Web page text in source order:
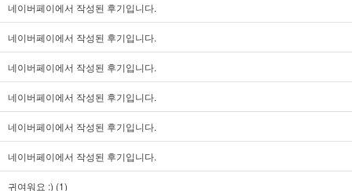
네이버페이에서 작성된 후기입니다.
네이버페이에서 작성된 후기입니다.
네이버페이에서 작성된 후기입니다.
네이버페이에서 작성된 후기입니다.
네이버페이에서 작성된 후기입니다.
네이버페이에서 작성된 후기입니다.
귀여워요 :) (1)